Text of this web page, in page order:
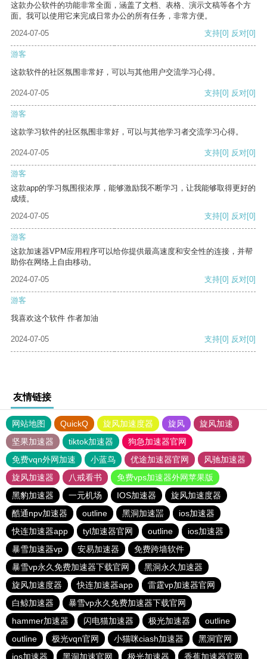
这款办公软件的功能非常全面，涵盖了文档、表格、演示文稿等各个方
面。我可以使用它来完成日常办公的所有任务，非常方便。
2024-07-05
支持[0] 反对[0]
游客
这款软件的社区氛围非常好，可以与其他用户交流学习心得。
2024-07-05 支持[0] 反对[0]
游客
这款学习软件的社区氛围非常好，可以与其他学习者交流学习心得。
2024-07-05 支持[0] 反对[0]
游客
这款app的学习氛围很浓厚，能够激励我不断学习，让我能够取得更好的
成绩。
2024-07-05
支持[0] 反对[0]
游客
这款加速器VPM应用程序可以给你提供最高速度和安全性的连接，并帮
助你在网络上自由移动。
2024-07-05
支持[0] 反对[0]
游客
我喜欢这个软件 作者加油
2024-07-05 支持[0] 反对[0]
友情链接
网站地图 QuickQ 旋风加速度器 旋风
旋风加速
坚果加速器
tiktok加速器
狗急加速器官网
免费vqn外网加速
小蓝鸟 优途加速器官网
风驰加速器
旋风加速器
八戒看书
免费vps加速器外网苹果版
黑豹加速器
一元机场 IOS加速器
旋风加速度器
酷通npv加速器
outline 黑洞加速噐
ios加速器
快连加速器app
tyl加速器官网 outline
ios加速器
暴雪加速器vp
安易加速器
免费跨墙软件
暴雪vp永久免费加速器下载官网
黑洞永久加速器
旋风加速度器
快连加速器app
雷霆vp加速器官网
白鲸加速器
暴雪vp永久免费加速器下载官网
hammer加速器
闪电猫加速器 极光加速器
outline
outline
极光vqn官网 小猫咪ciash加速器
黑洞官网
ios加速器
黑洞加速官网 极光加速器 香蕉加速器官网